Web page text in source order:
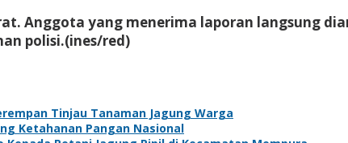
Anggota yang menerima laporan langsung
polisi.(ines/red)
Tinjau Tanaman Jagung Warga
Ketahanan Pangan Nasional